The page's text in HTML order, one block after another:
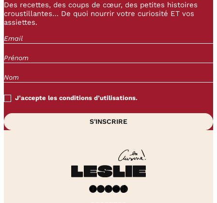
Des recettes, des coups de cœur, des petites histoires
croustillantes… De quoi nourrir votre curiosité ET vos
assiettes.
J’accepte les conditions d’utilisations.
Facebook InstagramPinterest YouTube TikTok